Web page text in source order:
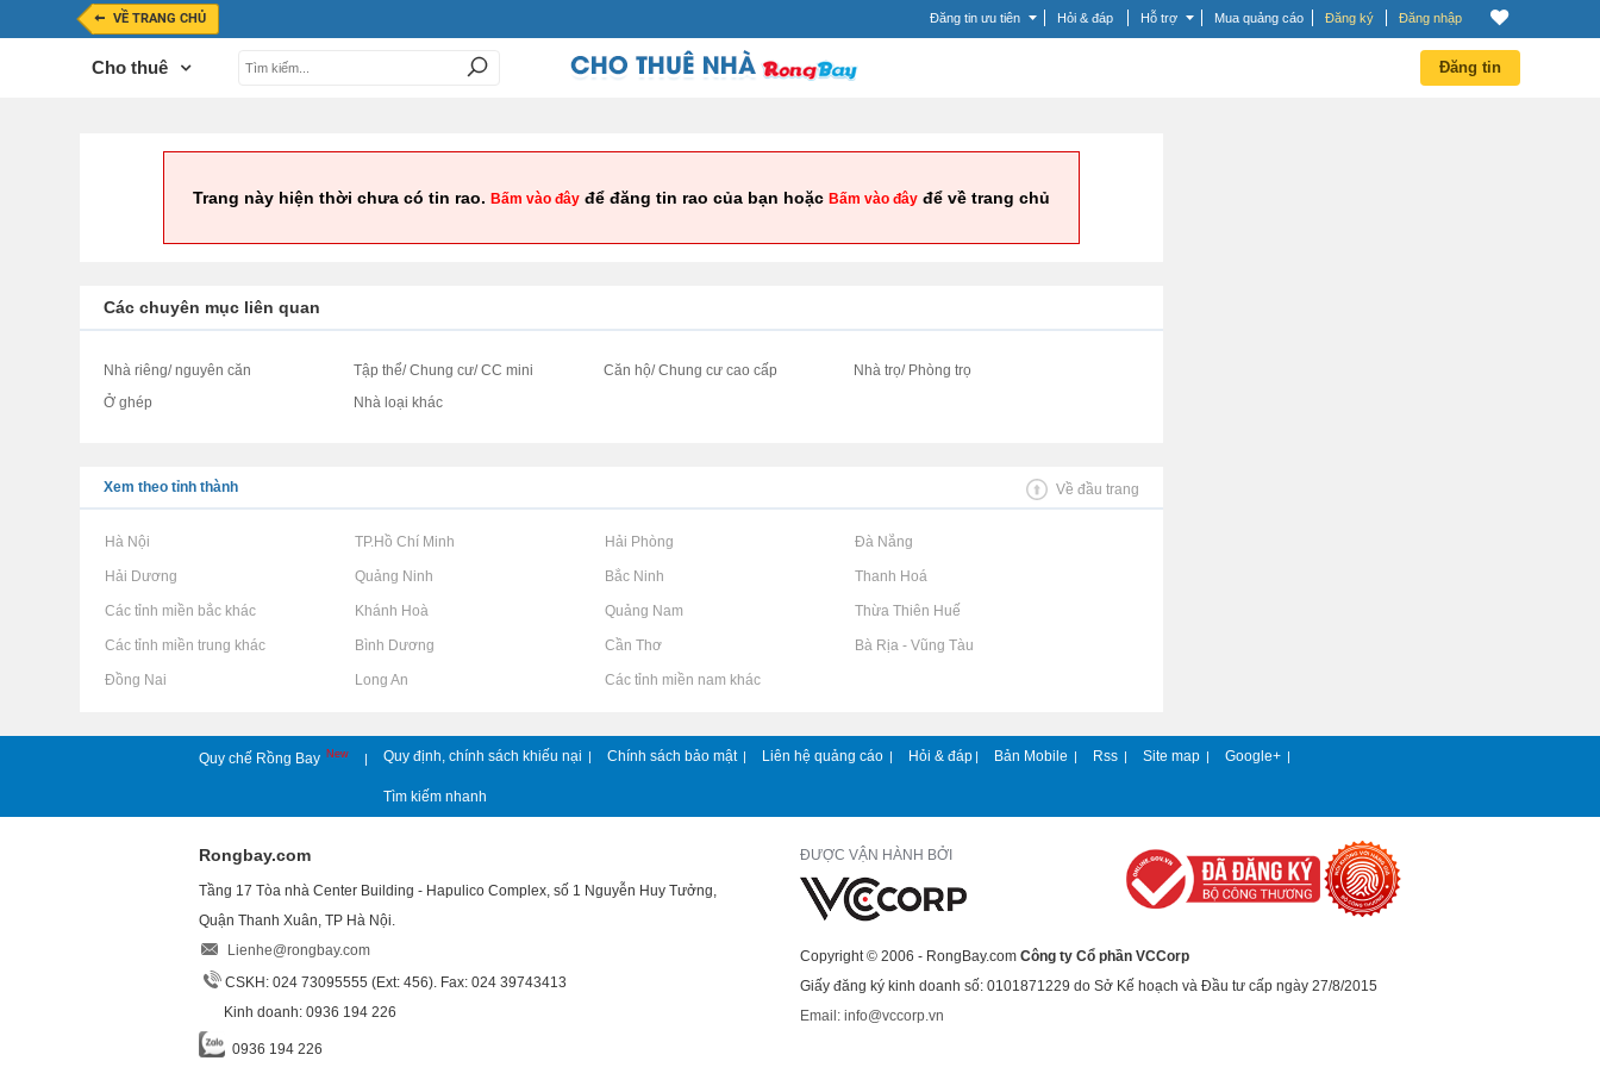
VỀ TRANG CHỦ Đăng tin ưu tiên Hỏi & đáp Hỗ trợ Mua quảng cáo Đăng ký Đăng nhập
Cho thuê Đăng tin
Trang này hiện thời chưa có tin rao. Bấm vào đây để đăng tin rao của bạn hoặc Bấm vào đây để về trang chủ
Các chuyên mục liên quan
Nhà riêng/ nguyên căn Tập thể/ Chung cư/ CC mini Căn hộ/ Chung cư cao cấp
Nhà trọ/ Phòng trọ
Ở ghép
Nhà loại khác
Xem theo tỉnh thành Về đầu trang
Rao vặt tại Hà Nội Rao vặt tại TP.Hồ Chí Minh Rao vặt tại Hải Phòng Rao vặt tại Đà Nẵng
Rao vặt tại Hải Dương Rao vặt tại Quảng Ninh Rao vặt tại Bắc Ninh Rao vặt tại Thanh Hoá
Rao vặt tại Các tỉnh miền bắc khác Rao vặt tại Khánh Hoà Rao vặt tại Quảng Nam Rao vặt tại Thừa Thiên Huế
Rao vặt tại Các tỉnh miền trung khác Rao vặt tại Bình Dương Rao vặt tại Cần Thơ Rao vặt tại Bà Rịa - Vũng Tàu
Rao vặt tại Đồng Nai Rao vặt tại Long An Rao vặt tại Các tỉnh miền nam khác
Quy chế Rồng Bay New | Quy định, chính sách khiếu nại | Chính sách bảo mật | Liên hệ quảng cáo | Hỏi & đáp | Bản Mobile | Rss | Site map | Google+ |
Tìm kiếm nhanh
Rongbay.com
Tầng 17 Tòa nhà Center Building - Hapulico Complex, số 1 Nguyễn Huy Tưởng,
Quận Thanh Xuân, TP Hà Nội.
Lienhe@rongbay.com
CSKH: 024 73095555 (Ext: 456). Fax: 024 39743413
Kinh doanh: 0936 194 226
0936 194 226
ĐƯỢC VẬN HÀNH BỞI
Copyright © 2006 - RongBay.com Công ty Cổ phần VCCorp
Giấy đăng ký kinh doanh số: 0101871229 do Sở Kế hoạch và Đầu tư cấp ngày 27/8/2015
Email: info@vccorp.vn